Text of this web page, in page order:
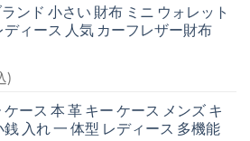
ンド 小さい 財布 ミニ ウォレット
ディース 人気 カーフレザー財布
)
ケース 本 革 キー ケース メンズ キ
銭 入れ 一 体型 レディース 多機能